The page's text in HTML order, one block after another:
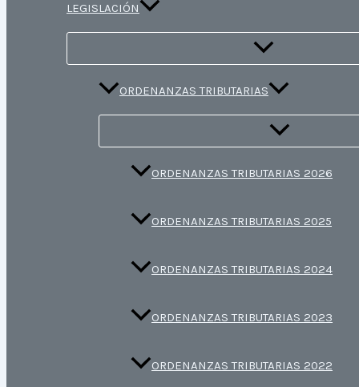
LEGISLACIÓN
ORDENANZAS TRIBUTARIAS
ORDENANZAS TRIBUTARIAS 2026
ORDENANZAS TRIBUTARIAS 2025
ORDENANZAS TRIBUTARIAS 2024
ORDENANZAS TRIBUTARIAS 2023
ORDENANZAS TRIBUTARIAS 2022